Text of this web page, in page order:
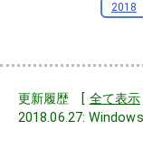
2018
更新履歴 [ 全て表示
2018.06.27: